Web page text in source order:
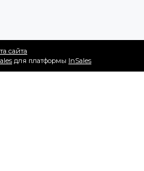
сайта
для платформы InSales